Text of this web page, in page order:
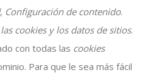
, Configuración de contenido.
cookiesy los datos de sitios.
con todas las cookies
Para que le sea más fácil